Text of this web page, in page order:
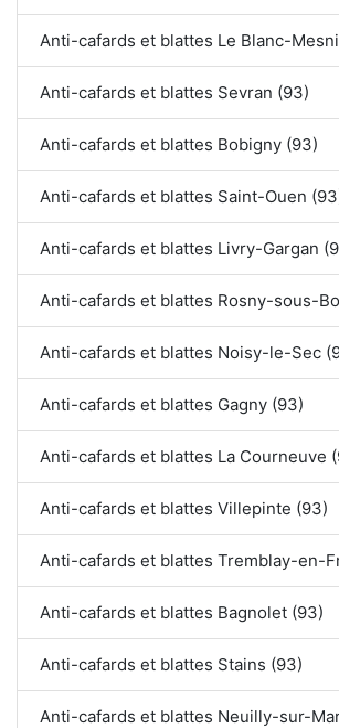
Anti-cafards et blattes Le Blanc-
Anti-cafards et blattes Sevran (93)
Anti-cafards et blattes Bobigny (93)
Anti-cafards et blattes Saint-Ouen
Anti-cafards et blattes Livry-Gargan
Anti-cafards et blattes Rosny-sous-
Anti-cafards et blattes Noisy-le-Sec
Anti-cafards et blattes Gagny (93)
Anti-cafards et blattes La Courneuve
Anti-cafards et blattes Villepinte (93)
Anti-cafards et blattes Tremblay-en-
Anti-cafards et blattes Bagnolet (93)
Anti-cafards et blattes Stains (93)
Anti-cafards et blattes Neuilly-sur-